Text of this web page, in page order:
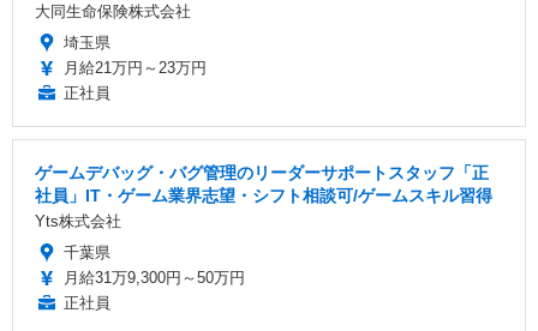
大同生命保険株式会社
埼玉県
月給21万円～23万円
正社員
ゲームデバッグ・バグ管理のリーダーサポートスタッフ「正
社員」IT・ゲーム業界志望・シフト相談可/ゲームスキル習得
Yts株式会社
千葉県
月給31万9,300円～50万円
正社員